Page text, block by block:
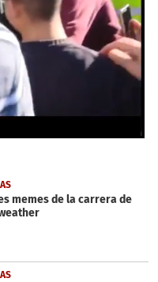
memes de la carrera de